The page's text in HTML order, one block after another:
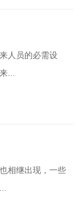
人员的必需设
...
相继出现，一些